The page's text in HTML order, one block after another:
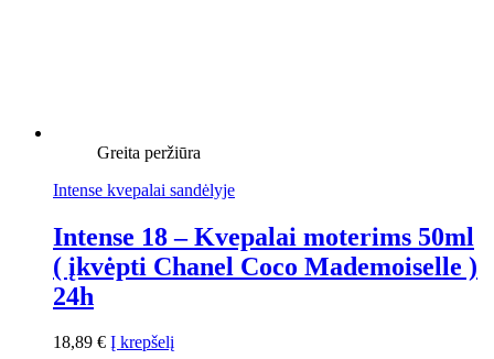
Greita peržiūra
Intense kvepalai sandėlyje
Intense 18 – Kvepalai moterims 50ml
( įkvėpti Chanel Coco Mademoiselle )
24h
18,89 € Į krepšelį